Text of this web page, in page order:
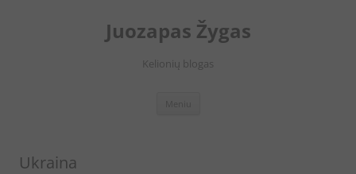
Juozapas Žygas
Kelionių blogas
Ukraina